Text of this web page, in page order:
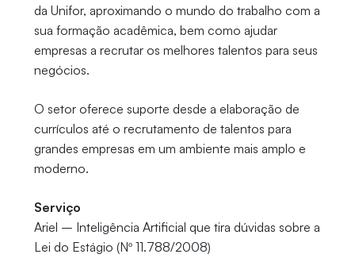
da Unifor, aproximando o mundo do trabalho com a
sua formação acadêmica, bem como ajudar
empresas a recrutar os melhores talentos para seus
negócios.
O setor oferece suporte desde a elaboração de
currículos até o recrutamento de talentos para
grandes empresas em um ambiente mais amplo e
moderno.
Serviço
Ariel – Inteligência Artificial que tira dúvidas sobre a
Lei do Estágio (Nº 11.788/2008)